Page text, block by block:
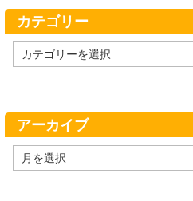
カテゴリー
テ
ー
アーカイブ
ー